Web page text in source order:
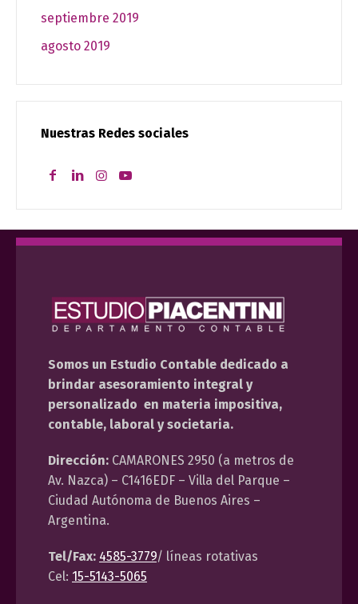
septiembre 2019
agosto 2019
Nuestras Redes sociales
Somos un Estudio Contable dedicado a
brindar asesoramiento integral y
personalizado en materia impositiva,
contable, laboral y societaria.
Dirección: CAMARONES 2950 (a metros de
Av. Nazca) – C1416EDF – Villa del Parque –
Ciudad Autónoma de Buenos Aires –
Argentina.
Tel/Fax: 4585-3779/ líneas rotativas
Cel: 15-5143-5065